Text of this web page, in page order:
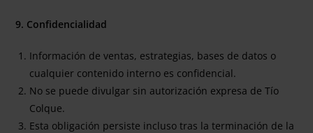
9. Confidencialidad
Información de ventas, estrategias, bases de datos o
cualquier contenido interno es confidencial.
No se puede divulgar sin autorización expresa de Tío
Colque.
Esta obligación persiste incluso tras la terminación de la